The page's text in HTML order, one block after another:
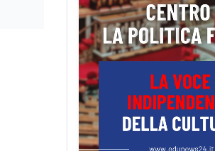
Scuola 5 ago
Il Ministro
Zangrillo in
"12 miliardi
e la sicurezza
scuole con
Scuola5 ago
Il Ministro
incontrato